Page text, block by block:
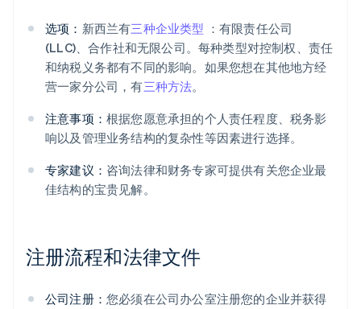
选项： 新西兰有三种企业类型 ：有限责任公司
(LLC)、合作社和无限公司。每种类型对控制权、责任
和纳税义务都有不同的影响。如果您想在其他地方经
营一家分公司，有三种方法。
注意事项： 根据您愿意承担的个人责任程度、税务影
响以及管理业务结构的复杂性等因素进行选择。
专家建议： 咨询法律和财务专家可提供有关您企业最
佳结构的宝贵见解。
注册流程和法律文件
公司注册： 您必须在公司办公室注册您的企业并获得